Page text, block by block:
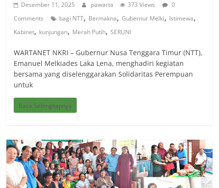
Desember 11, 2025 pawarta 373 Views
0
Comments
bagi NTT, Bermakna,Gubernur Melki, Istimewa,
Kabinet, kunjungan, Merah Putih,SERUNI
WARTANET NKRI – Gubernur Nusa Tenggara Timur (NTT),
Emanuel Melkiades Laka Lena, menghadiri kegiatan
bersama yang diselenggarakan Solidaritas Perempuan
untuk
Baca Selengkapnya